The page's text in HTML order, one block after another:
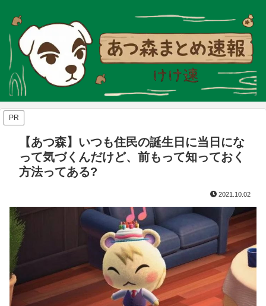
PR
【あつ森】いつも住民の誕生日に当日にな
って気づくんだけど、前もって知っておく
方法ってある?
2021.10.02